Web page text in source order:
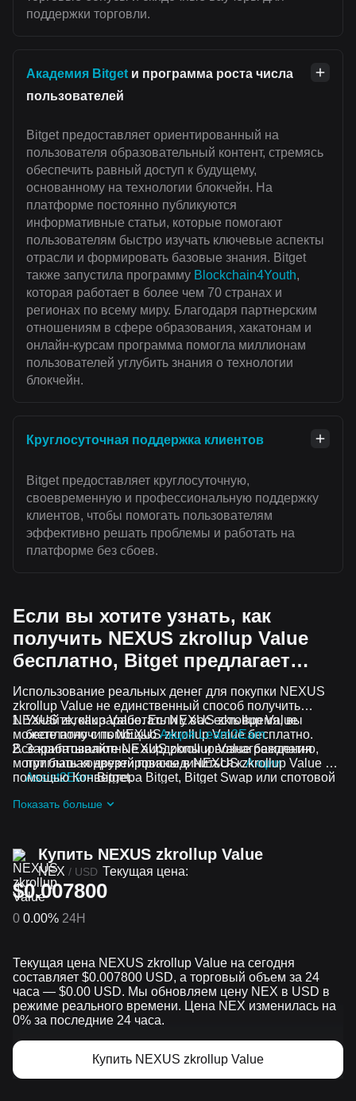
поддержки торговли.
Академия Bitget и программа роста числа
пользователей
Bitget предоставляет ориентированный на
пользователя образовательный контент, стремясь
обеспечить равный доступ к будущему,
основанному на технологии блокчейн. На
платформе постоянно публикуются
информативные статьи, которые помогают
пользователям быстро изучать ключевые аспекты
отрасли и формировать базовые знания. Bitget
также запустила программу Blockchain4Youth,
которая работает в более чем 70 странах и
регионах по всему миру. Благодаря партнерским
отношениям в сфере образования, хакатонам и
онлайн-курсам программа помогла миллионам
пользователей углубить знания о технологии
блокчейн.
Круглосуточная поддержка клиентов
Bitget предоставляет круглосуточную,
своевременную и профессиональную поддержку
клиентов, чтобы помогать пользователям
эффективно решать проблемы и работать на
платформе без сбоев.
Если вы хотите узнать, как
получить NEXUS zkrollup Value
бесплатно, Bitget предлагает…
Использование реальных денег для покупки NEXUS
zkrollup Value не единственный способ получить
NEXUS zkrollup Value. Если у вас есть время, вы
можете получить NEXUS zkrollup Value бесплатно.
Узнайте, как заработать NEXUS zkrollup Value
бесплатно с помощьюАкция Learn2Earn
Зарабатывайте NEXUS zkrollup Value бесплатно,
приглашая друзей присоединиться кАкции
Assist2EarnBitget.
аирдропы, присоединившись к
Все криптовалютные аирдропы и вознаграждения
могут быть конвертированы в NEXUS zkrollup Value с
помощью Конвертера Bitget, Bitget Swap или спотовой
Показать больше
Купить NEXUS zkrollup Value
NEX / USD Текущая цена:
$0.007800
0 0.00% 24H
Текущая цена NEXUS zkrollup Value на сегодня
составляет $0.007800 USD, а торговый объем за 24
часа — $0.00 USD. Мы обновляем цену NEX в USD в
режиме реального времени. Цена NEX изменилась на
0% за последние 24 часа.
Купить NEXUS zkrollup Value